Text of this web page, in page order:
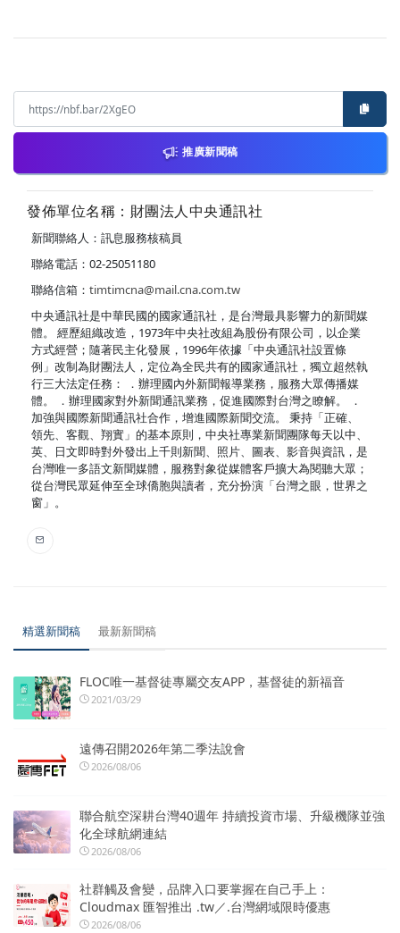
推廣新聞稿
發佈單位名稱：財團法人中央通訊社
新聞聯絡人：訊息服務核稿員
聯絡電話：02-25051180
聯絡信箱： timtimcna@mail.cna.com.tw
中央通訊社是中華民國的國家通訊社，是台灣最具影響力的新聞媒
體。 經歷組織改造，1973年中央社改組為股份有限公司，以企業
方式經營；隨著民主化發展，1996年依據「中央通訊社設置條
例」改制為財團法人，定位為全民共有的國家通訊社，獨立超然執
行三大法定任務： ．辦理國內外新聞報導業務，服務大眾傳播媒
體。 ．辦理國家對外新聞通訊業務，促進國際對台灣之瞭解。 ．
加強與國際新聞通訊社合作，增進國際新聞交流。 秉持「正確、
領先、客觀、翔實」的基本原則，中央社專業新聞團隊每天以中、
英、日文即時對外發出上千則新聞、照片、圖表、影音與資訊，是
台灣唯一多語文新聞媒體，服務對象從媒體客戶擴大為閱聽大眾；
從台灣民眾延伸至全球僑胞與讀者，充分扮演「台灣之眼，世界之
窗」。
精選新聞稿 最新新聞稿
FLOC唯一基督徒專屬交友APP，基督徒的新福音
2021/03/29
遠傳召開2026年第二季法說會
2026/08/06
聯合航空深耕台灣40週年 持續投資市場、升級機隊並強
化全球航網連結
2026/08/06
社群觸及會變，品牌入口要掌握在自己手上：
Cloudmax 匯智推出 .tw／.台灣網域限時優惠
2026/08/06